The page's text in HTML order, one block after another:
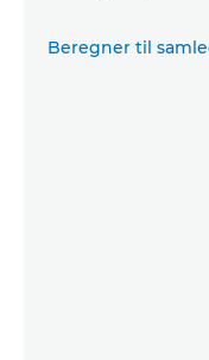
Beregner til